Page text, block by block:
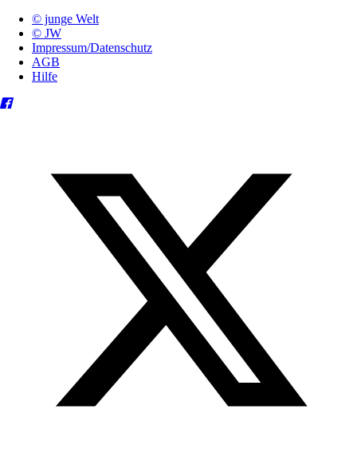
© junge Welt
© JW
Impressum/Datenschutz
AGB
Hilfe